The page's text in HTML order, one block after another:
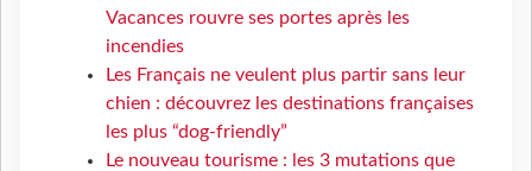
Vacances rouvre ses portes après les
incendies
Les Français ne veulent plus partir sans leur
chien : découvrez les destinations françaises
les plus “dog-friendly”
Le nouveau tourisme : les 3 mutations que